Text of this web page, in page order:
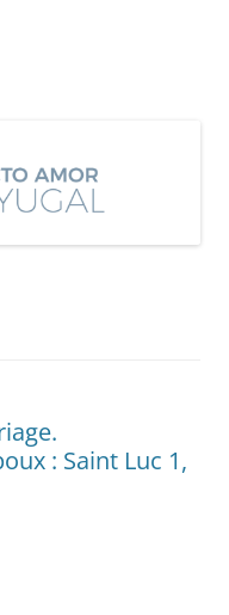
: Saint Luc 1,